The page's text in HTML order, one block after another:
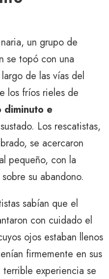
un grupo de
se topó con una
de las vías del
los fríos rieles de
diminuto e
Los rescatistas,
se acercaron
pequeño, con la
su abandono.
sabían que el
con cuidado el
ojos estaban llenos
firmemente en sus
experiencia se